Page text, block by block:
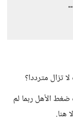
تزال مترددا؟
الأهل ربما لم
هنا.